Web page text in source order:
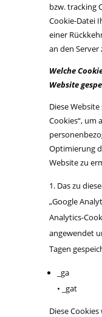
bzw. tracking
Cookie-Datei
einer
an den
Welche
Website
Diese
Cookies“, um
Optimierung
Website zu
Das zu
„Google
Analytics-
angewendet
Tagen
_ga
• _gat
Diese